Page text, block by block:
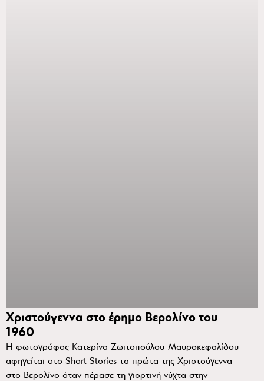
Χριστούγεννα στο έρημο Βερολίνο του
1960
Η φωτογράφος Κατερίνα Ζωιτοπούλου-Μαυροκεφαλίδου
αφηγείται στο Short Stories τα πρώτα της Χριστούγεννα
στο Βερολίνο όταν πέρασε τη γιορτινή νύχτα στην